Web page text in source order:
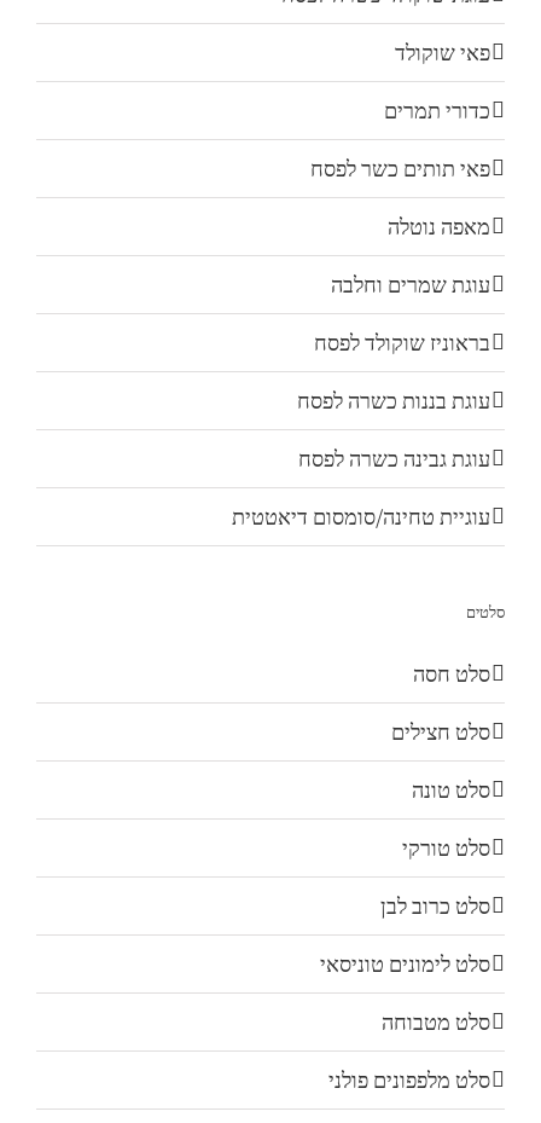
פאי שוקולד
כדורי תמרים
פאי תותים כשר לפסח
מאפה נוטלה
עוגת שמרים וחלבה
בראוניז שוקולד לפסח
עוגת בננות כשרה לפסח
עוגת גבינה כשרה לפסח
עוגיית טחינה/סומסום דיאטטית
סלטים
סלט חסה
סלט חצילים
סלט טונה
סלט טורקי
סלט כרוב לבן
סלט לימונים טוניסאי
סלט מטבוחה
סלט מלפפונים פולני